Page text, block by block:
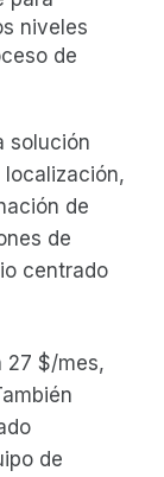
niveles
de
solución
de
de
centrado
27 $/mes,
de